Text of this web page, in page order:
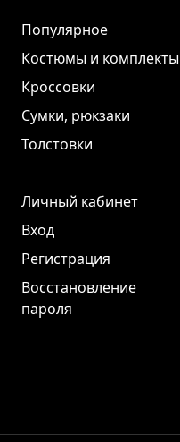
Популярное
Костюмы и комплекты
Кроссовки
Сумки, рюкзаки
Толстовки
Личный кабинет
Вход
Регистрация
Восстановление
пароля